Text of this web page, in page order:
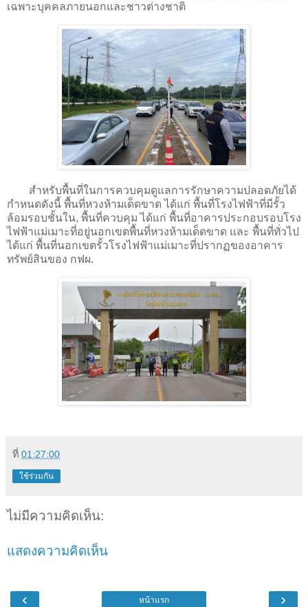
เฉพาะบุคคลภายนอกและชาวต่างชาติ
สำหรับพื้นที่ในการควบคุมดูแลการรักษาความปลอดภัยได้
กำหนดดังนี้ พื้นที่หวงห้ามเด็ดขาด ได้แก่ พื้นที่โรงไฟฟ้าที่มีรั้ว
ล้อมรอบชั้นใน, พื้นที่ควบคุม ได้แก่ พื้นที่อาคารประกอบรอบโรง
ไฟฟ้าแม่เมาะที่อยู่นอกเขตพื้นที่หวงห้ามเด็ดขาด และ พื้นที่ทั่วไป
ได้แก่ พื้นที่นอกเขตรั้วโรงไฟฟ้าแม่เมาะที่ปรากฏของอาคาร
ทรัพย์สินของ กฟผ.
ที่ 01:27:00
ใช้ร่วมกัน
ไม่มีความคิดเห็น:
แสดงความคิดเห็น
‹ ›
หน้าแรก